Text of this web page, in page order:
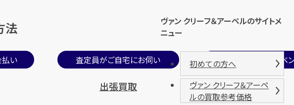
法
払い 査定員がご自宅にお伺い
出張買取
期間限定買取イベ
催事買取
ヴァン クリーフ＆アーペルのサイトメ
ニュー
初めての方へ
ヴァン クリーフ＆アーペ
ルの買取参考価格